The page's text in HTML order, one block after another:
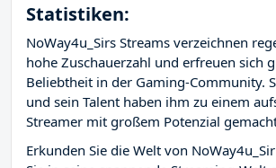
Statistiken:
NoWay4u_Sirs Streams verzeichnen
hohe Zuschauerzahl und erfreuen sich
Beliebtheit in der Gaming-Community.
und sein Talent haben ihm zu einem
Streamer mit großem Potenzial
Erkunden Sie die Welt von